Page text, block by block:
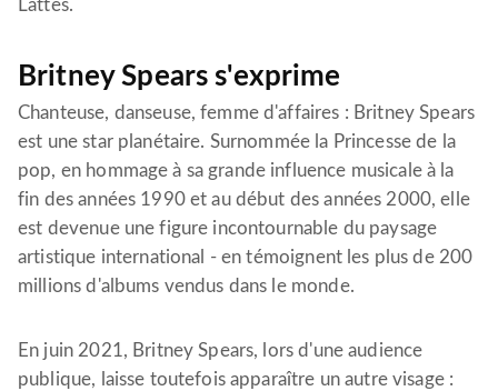
Lattès.
Britney Spears s'exprime
Chanteuse, danseuse, femme d'affaires : Britney Spears
est une star planétaire. Surnommée la Princesse de la
pop, en hommage à sa grande influence musicale à la
fin des années 1990 et au début des années 2000, elle
est devenue une figure incontournable du paysage
artistique international - en témoignent les plus de 200
millions d'albums vendus dans le monde.
En juin 2021, Britney Spears, lors d'une audience
publique, laisse toutefois apparaître un autre visage :